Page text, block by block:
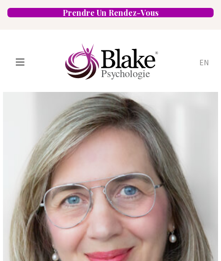
Prendre Un Rendez-Vous
EN
Psychologues
Spécialités
Approches
Emplacements
FAQ
Blogue
Carrières
Contact